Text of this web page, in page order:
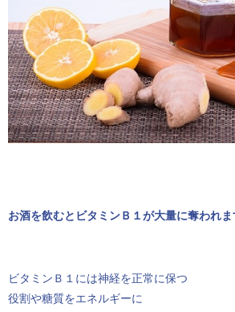
お酒を飲むとビタミンＢ１が大量に奪われま
ビタミンＢ１には神経を正常に保つ
役割や糖質をエネルギーに